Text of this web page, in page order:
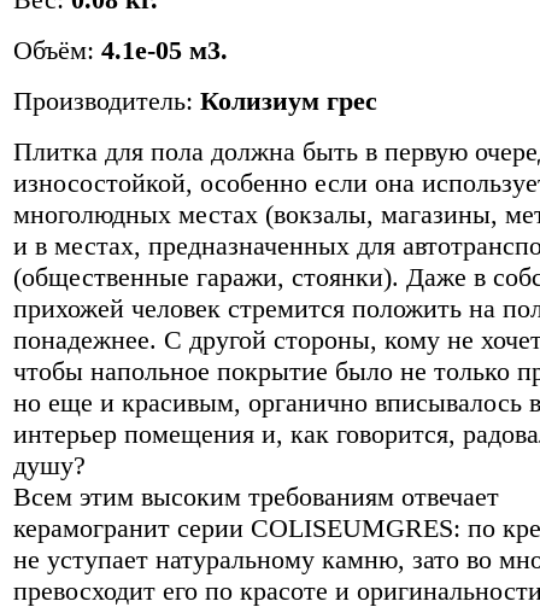
Объём: 4.1e-05 м3.
Производитель: Колизиум грес
Плитка для пола должна быть в первую
износостойкой, особенно если она
многолюдных местах (вокзалы, магазины,
и в местах, предназначенных для
(общественные гаражи, стоянки). Даже в
прихожей человек стремится положить на
понадежнее. С другой стороны, кому не
чтобы напольное покрытие было не только
но еще и красивым, органично вписывалось в
интерьер помещения и, как говорится,
душу?
Всем этим высоким требованиям отвечает
керамогранит серии COLISEUMGRES: по
не уступает натуральному камню, зато во
превосходит его по красоте и